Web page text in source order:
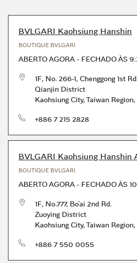
BVLGARI Kaohsiung Hanshin
BOUTIQUE BVLGARI
ABERTO AGORA - FECHADO ÀS
1F, No. 266-1, Chenggong 1st
Qianjin District
Kaohsiung City,Taiwan Region,
telefone+886 7 215 2828
BVLGARI Kaohsiung Hanshin
BOUTIQUE BVLGARI
ABERTO AGORA - FECHADO ÀS
1F, No.777, Bo’ai 2nd Rd.
Zuoying District
Kaohsiung City,Taiwan Region,
telefone+886 7 550 0055